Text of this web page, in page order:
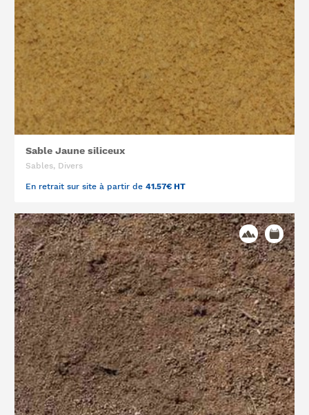
Sable Jaune siliceux
Sables, Divers
En retrait sur site à partir de 41.57€ HT